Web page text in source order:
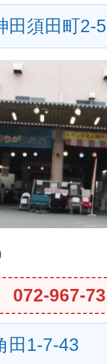
田須田町2-
072-967-
田1-7-43